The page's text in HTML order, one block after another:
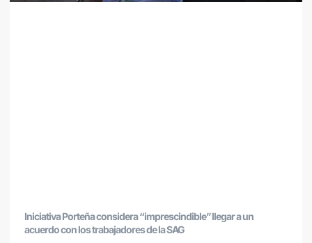
Iniciativa Porteña considera “imprescindible” llegar a un
acuerdo con los trabajadores de la SAG